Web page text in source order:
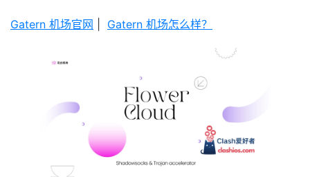
Gatern 机场官网 Gatern 机场怎么样？